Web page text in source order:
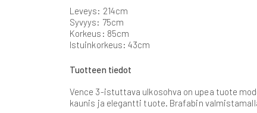
Leveys: 214cm
Syvyys: 75cm
Korkeus: 85cm
Istuinkorkeus: 43cm
Tuotteen tiedot
Vence 3-istuttava ulkosohva on upea tuote
kaunis ja elegantti tuote. Brafabin